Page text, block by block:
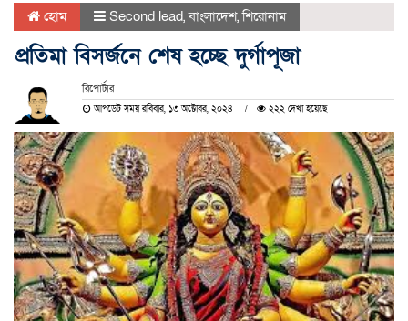
হোম Second lead,বাংলাদেশ,শিরোনাম
প্রতিমা বিসর্জনে শেষ হচ্ছে দুর্গাপূজা
রিপোর্টার
আপডেট সময় রবিবার, ১৩ অক্টোবর, ২০২৪ ২২২ দেখা হয়েছে